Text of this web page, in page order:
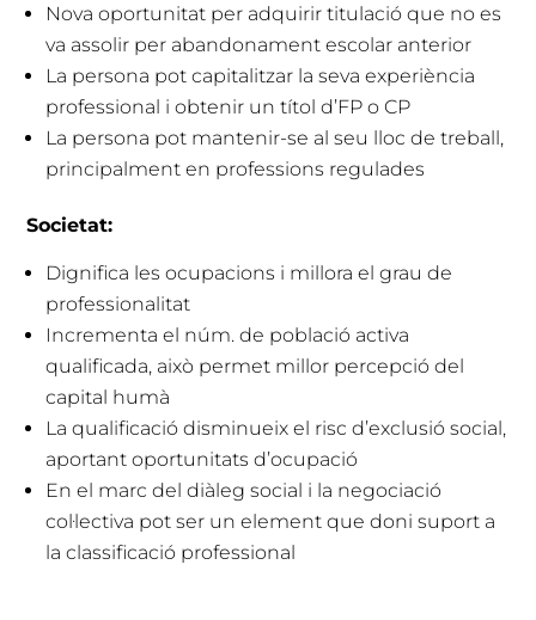
Nova oportunitat per adquirir titulació que no es
va assolir per abandonament escolar anterior
La persona pot capitalitzar la seva experiència
professional i obtenir un títol d’FP o CP
La persona pot mantenir-se al seu lloc de treball,
principalment en professions regulades
Societat:
Dignifica les ocupacions i millora el grau de
professionalitat
Incrementa el núm. de població activa
qualificada, això permet millor percepció del
capital humà
La qualificació disminueix el risc d’exclusió social,
aportant oportunitats d’ocupació
En el marc del diàleg social i la negociació
col·lectiva pot ser un element que doni suport a
la classificació professional